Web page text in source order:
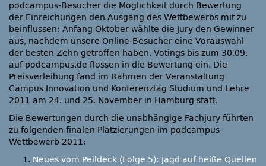
podcampus-Besucher die Möglichkeit durch Bewertung
der Einreichungen den Ausgang des Wettbewerbs mit zu
beinflussen: Anfang Oktober wählte die Jury den Gewinner
aus, nachdem unsere Online-Besucher eine Vorauswahl
der besten Zehn getroffen haben. Votings bis zum 30.09.
auf podcampus.de flossen in die Bewertung ein. Die
Preisverleihung fand im Rahmen der Veranstaltung
Campus Innovation und Konferenztag Studium und Lehre
2011 am 24. und 25. November in Hamburg statt.
Die Bewertungen durch die unabhängige Fachjury führten
zu folgenden finalen Platzierungen im podcampus-
Wettbewerb 2011:
Neues vom Peildeck (Folge 5): Jagd auf heiße Quellen